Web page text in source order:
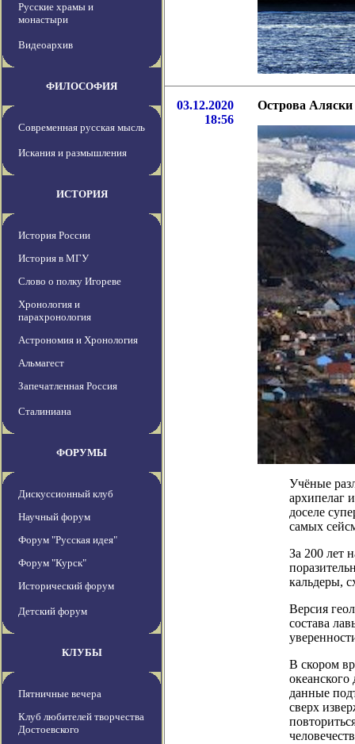
Русские храмы и
монастыри
Видеоархив
ФИЛОСОФИЯ
Современная русская мысль
Искания и размышления
ИСТОРИЯ
История России
История в МГУ
Слово о полку Игореве
Хронология и
парахронология
Астрономия и Хронология
Альмагест
Запечатленная Россия
Сталиниана
ФОРУМЫ
Дискуссионный клуб
Научный форум
Форум "Русская идея"
Форум "Курск"
Исторический форум
Детский форум
КЛУБЫ
Пятничные вечера
Клуб любителей творчества
Достоевского
03.12.2020
18:56
Острова Аляски
Учёные
архипелаг
доселе
самых
За 200 лет
кальдеры,
Версия
состава
В скором
данные
сверх